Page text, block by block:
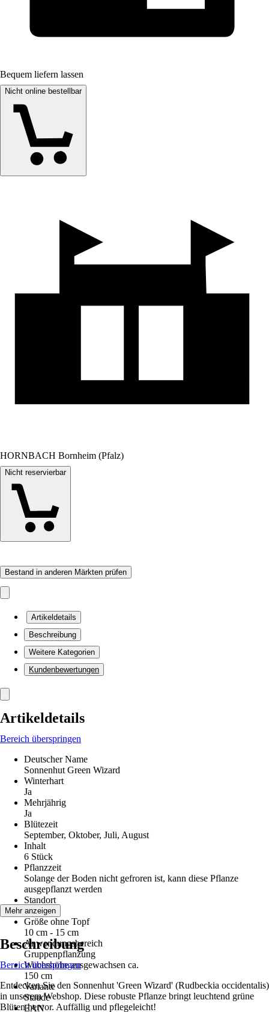
Bequem liefern lassen
Nicht online bestellbar
HORNBACH Bornheim (Pfalz)
Nicht reservierbar
Bestand in anderen Märkten prüfen
Artikeldetails
Beschreibung
Weitere Kategorien
Kundenbewertungen
Artikeldetails
Bereich überspringen
Deutscher Name
Sonnenhut Green Wizard
Winterhart
Ja
Mehrjährig
Ja
Blütezeit
September, Oktober, Juli, August
Inhalt
6 Stück
Pflanzzeit
Solange der Boden nicht gefroren ist, kann diese Pflanze
ausgepflanzt werden
Standort
Sonne
Größe ohne Topf
10 cm - 15 cm
Anwendungsbereich
Gruppenpflanzung
Wuchshöhe ausgewachsen ca.
150 cm
Variante
Staude
EAN
Mehr anzeigen
Beschreibung
Bereich überspringen
Entdecken Sie den Sonnenhut 'Green Wizard' (Rudbeckia occidentalis)
in unserem Webshop. Diese robuste Pflanze bringt leuchtend grüne
Blüten hervor. Auffällig und pflegeleicht!